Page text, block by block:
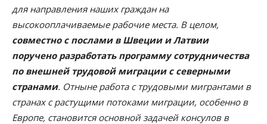
для направления наших граждан на
высокооплачиваемые рабочие места. В целом,
совместно с послами в Швеции и Латвии
поручено разработать программу сотрудничества
по внешней трудовой миграции с северными
странами. Отныне работа с трудовыми мигрантами в
странах с растущими потоками миграции, особенно в
Европе, становится основной задачей консулов в